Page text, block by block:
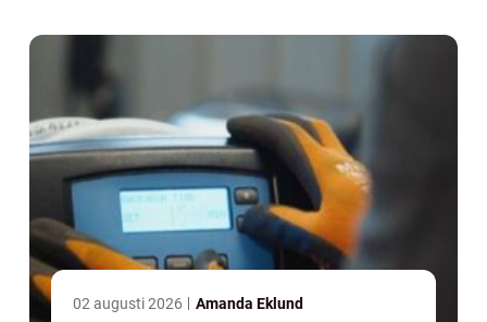
02 augusti 2026 Amanda Eklund